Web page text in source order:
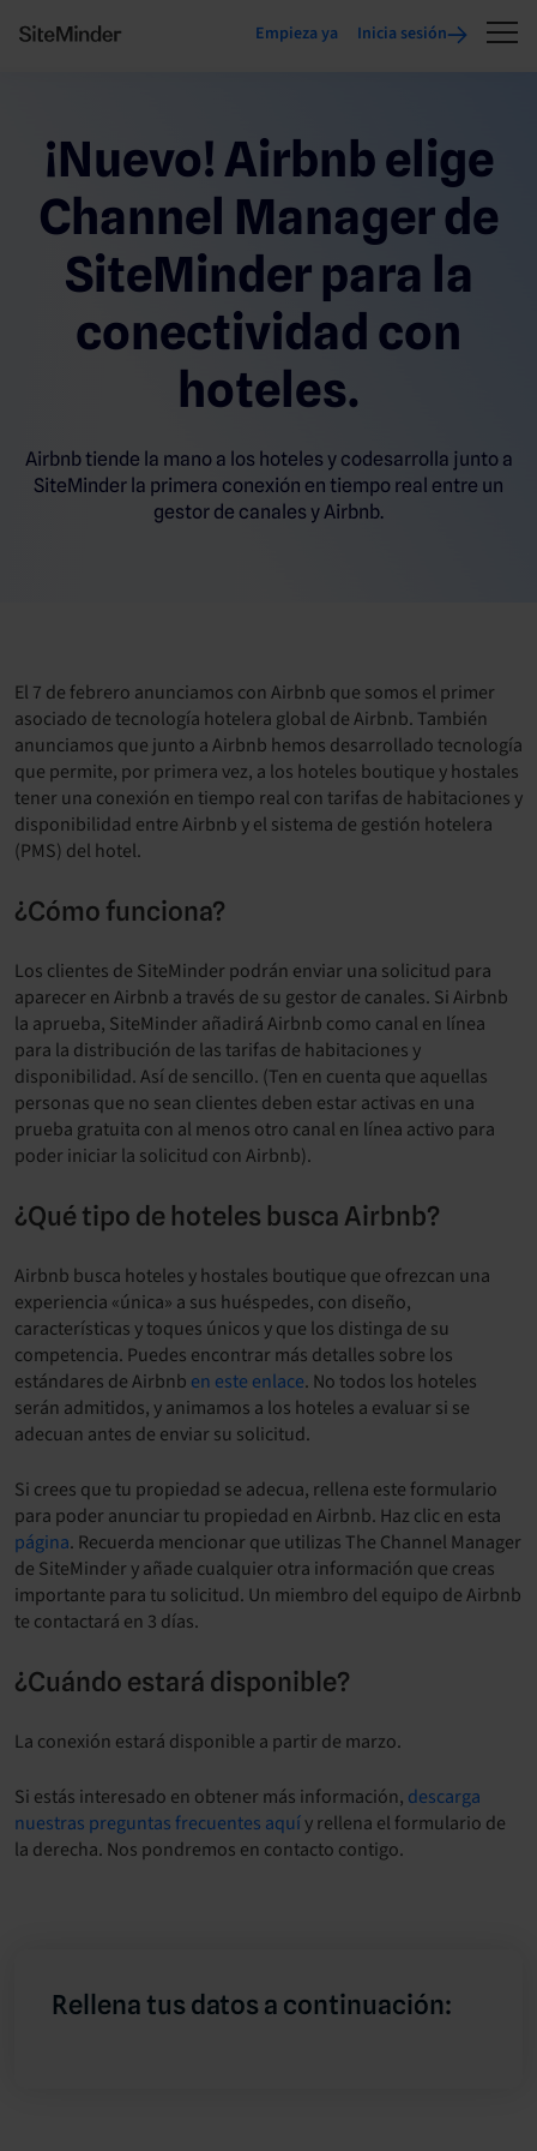
Empieza ya Inicia sesión
¡Nuevo! Airbnb elige
Channel Manager de
SiteMinder para la
conectividad con
hoteles.
Airbnb tiende la mano a los hoteles y codesarrolla junto a
SiteMinder la primera conexión en tiempo real entre un
gestor de canales y Airbnb.
El 7 de febrero anunciamos con Airbnb que somos el primer
asociado de tecnología hotelera global de Airbnb. También
anunciamos que junto a Airbnb hemos desarrollado tecnología
que permite, por primera vez, a los hoteles boutique y hostales
tener una conexión en tiempo real con tarifas de habitaciones y
disponibilidad entre Airbnb y el sistema de gestión hotelera
(PMS) del hotel.
¿Cómo funciona?
Los clientes de SiteMinder podrán enviar una solicitud para
aparecer en Airbnb a través de su gestor de canales. Si Airbnb
la aprueba, SiteMinder añadirá Airbnb como canal en línea
para la distribución de las tarifas de habitaciones y
disponibilidad. Así de sencillo. (Ten en cuenta que aquellas
personas que no sean clientes deben estar activas en una
prueba gratuita con al menos otro canal en línea activo para
poder iniciar la solicitud con Airbnb).
¿Qué tipo de hoteles busca Airbnb?
Airbnb busca hoteles y hostales boutique que ofrezcan una
experiencia «única» a sus huéspedes, con diseño,
características y toques únicos y que los distinga de su
competencia. Puedes encontrar más detalles sobre los
estándares de Airbnb en este enlace. No todos los hoteles
serán admitidos, y animamos a los hoteles a evaluar si se
adecuan antes de enviar su solicitud.
Si crees que tu propiedad se adecua, rellena este formulario
para poder anunciar tu propiedad en Airbnb. Haz clic en esta
página. Recuerda mencionar que utilizas The Channel Manager
de SiteMinder y añade cualquier otra información que creas
importante para tu solicitud. Un miembro del equipo de Airbnb
te contactará en 3 días.
¿Cuándo estará disponible?
La conexión estará disponible a partir de marzo.
Si estás interesado en obtener más información, descarga
nuestras preguntas frecuentes aquíy rellena el formulario de
la derecha. Nos pondremos en contacto contigo.
Rellena tus datos a continuación: